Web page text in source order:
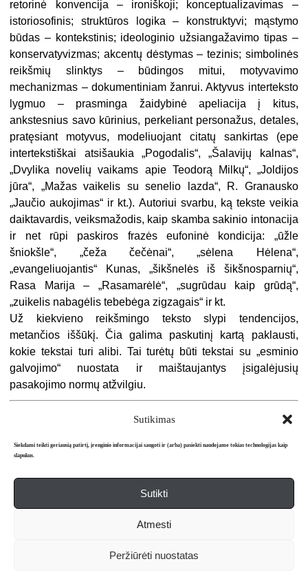
Sutikimas
Siekdami teikti geriausią patirtį, įrenginio informacijai saugoti ir (arba) pasiekti naudojame tokias technologijas kaip
slapukus.
Sutikti
Atmesti
Peržiūrėti nuostatas
retorinė konvencija – ironiškoji; konceptualizavimas –
istoriosofinis; struktūros logika – konstruktyvi; mąstymo
būdas – kontekstinis; ideologinio užsiangažavimo tipas –
konservatyvizmas; akcentų dėstymas – tezinis; simbolinės
reikšmių slinktys – būdingos mitui, motyvavimo
mechanizmas – dokumentiniam žanrui. Aktyvus interteksto
lygmuo – prasminga žaidybinė apeliacija į kitus,
ankstesnius savo kūrinius, perkeliant personažus, detales,
pratęsiant motyvus, modeliuojant citatų sankirtas (epe
intertekstiškai atsišaukia „Pogodalis“, „Šalavijų kalnas“,
„Dvylika novelių vaikams apie Teodorą Milkų“, „Joldijos
jūra“, „Mažas vaikelis su senelio lazda“, R. Granausko
„Jaučio aukojimas“ ir kt.). Autoriui svarbu, ką tekste veikia
daiktavardis, veiksmažodis, kaip skamba sakinio intonacija
ir net rūpi paskiros frazės eufoninė kondicija: „ūžle
šniokšle“, „čeža čečėnai“, „sėlena Hėlena“,
„evangeliuojantis“ Kunas, „šikšnelės iš šikšnosparnių“,
Rasa Marija – „Rasamarėlė“, „sugrūdau kaip grūdą“,
„zuikelis nabagėlis tebebėga zigzagais“ ir kt.
Už kiekvieno reikšmingo teksto slypi tendencijos,
metančios iššūkį. Čia galima paskutinį kartą paklausti,
kokie tekstai turi alibi. Tai turėtų būti tekstai su „esminio
galvojimo“ nuostata ir maištaujantys įsigalėjusių
pasakojimo normų atžvilgiu.
Asmeninis Janinos Žėkaitės archyvas.
3 Dirgėl
a P. Skaitytoją laikau savo bendraautoriumi // Banga. – 2003. –
4
e H. Metaistorija: Istorinė vaizduotė XIX amžiaus Europoje. –
s L. S. Literatūra, kritika ir istorinė vaizduotė: Haydeno